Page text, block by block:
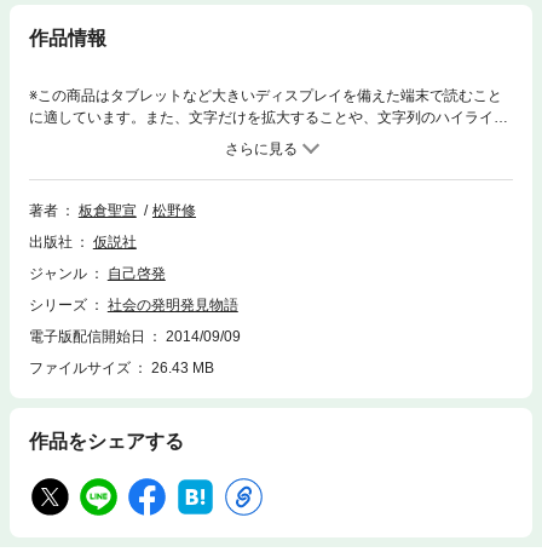
作品情報
※この商品はタブレットなど大きいディスプレイを備えた端末で読むこと
に適しています。また、文字だけを拡大することや、文字列のハイライ
ト、検索、辞書の参照、引用などの機能が使用できません。今では当たり
前になっている「おさつ」や「図書館」や「郵便制度」。それらを最初に
考え出した人がいて，それが定着するまでには様々なドラマがありまし
た。新しい何かが作り出されるとき，そこには創造的に生きた人たちがい
語」。社会のことや経済のしくみまでがイキイキと見えてくるお話ばかり
です。お話のくわしい解説もついています。★★ もくじ ★★・ 社会の
制度の改革 均一料金と切手の発明・ 現金かけ値なし 定価の発明・
長野における〈正札商法〉のはじめ 丸為商店・藤井名左衛門の冒険・
おさつの発明・ 世界最初の不換紙幣 インフレーションの発明・発見・
公共図書館の発明 フランクリンのつくった図書館会社・ フローレン
著者 板倉聖宣
松野修
出版社
仮説社
ジャンル
自己啓発
シリーズ
社会の発明発見物語
電子版配信開始日
2014/09/09
ファイルサイズ
26.43 MB
作品をシェアする